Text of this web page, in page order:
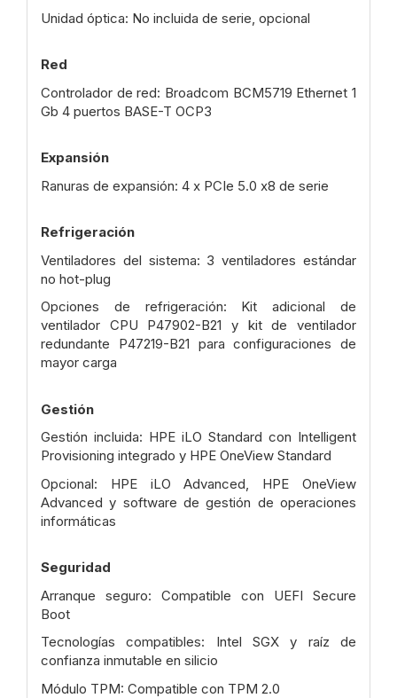
Unidad óptica: No incluida de serie, opcional
Red
Controlador de red: Broadcom BCM5719 Ethernet 1
Gb 4 puertos BASE-T OCP3
Expansión
Ranuras de expansión: 4 x PCIe 5.0 x8 de serie
Refrigeración
Ventiladores del sistema: 3 ventiladores estándar
no hot-plug
Opciones de refrigeración: Kit adicional de
ventilador CPU P47902-B21 y kit de ventilador
redundante P47219-B21 para configuraciones de
mayor carga
Gestión
Gestión incluida: HPE iLO Standard con Intelligent
Provisioning integrado y HPE OneView Standard
Opcional: HPE iLO Advanced, HPE OneView
Advanced y software de gestión de operaciones
informáticas
Seguridad
Arranque seguro: Compatible con UEFI Secure
Boot
Tecnologías compatibles: Intel SGX y raíz de
confianza inmutable en silicio
Módulo TPM: Compatible con TPM 2.0